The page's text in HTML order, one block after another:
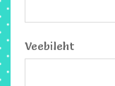
Veebileht